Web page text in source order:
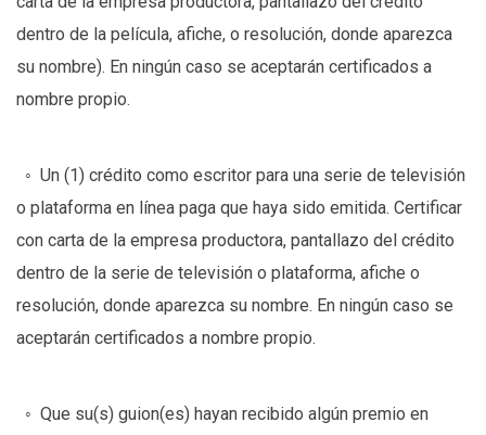
dentro de la película, afiche, o resolución, donde aparezca
su nombre). En ningún caso se aceptarán certificados a
nombre propio.
◦ Un (1) crédito como escritor para una serie de televisión
o plataforma en línea paga que haya sido emitida. Certificar
con carta de la empresa productora, pantallazo del crédito
dentro de la serie de televisión o plataforma, afiche o
resolución, donde aparezca su nombre. En ningún caso se
aceptarán certificados a nombre propio.
◦ Que su(s) guion(es) hayan recibido algún premio en